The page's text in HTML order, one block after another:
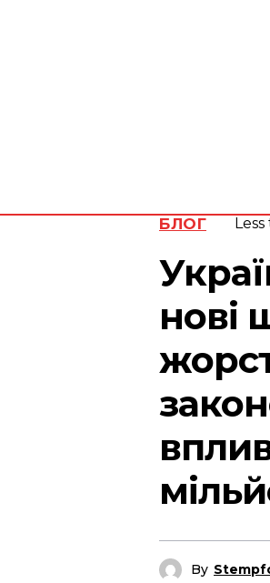
БЛОГ Less
нові
By